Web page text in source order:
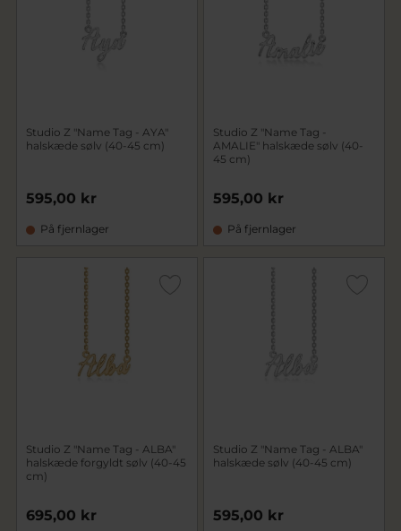
Studio Z "Name Tag - AYA"
halskæde sølv (40-45 cm)
595,00 kr
På fjernlager
Studio Z "Name Tag -
AMALIE" halskæde sølv (40-
45 cm)
595,00 kr
På fjernlager
Studio Z "Name Tag - ALBA"
halskæde forgyldt sølv (40-45
cm)
695,00 kr
Studio Z "Name Tag - ALBA"
halskæde sølv (40-45 cm)
595,00 kr